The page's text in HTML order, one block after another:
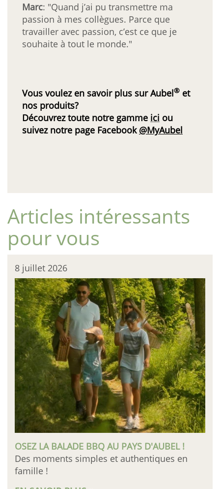
Marc: "Quand j’ai pu transmettre ma
passion à mes collègues. Parce que
travailler avec passion, c’est ce que je
souhaite à tout le monde."
Vous voulez en savoir plus sur Aubel® et
nos produits?
Découvrez toute notre gamme ici ou
suivez notre page Facebook @MyAubel
Articles intéressants
pour vous
8 juillet 2026
OSEZ LA BALADE BBQ AU PAYS D'AUBEL !
Des moments simples et authentiques en
famille !